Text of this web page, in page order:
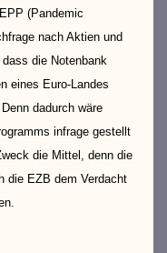
(Pandemic
nach Aktien und
die Notenbank
eines Euro-Landes
dadurch wäre
infrage gestellt
die Mittel, denn die
die EZB dem Verdacht